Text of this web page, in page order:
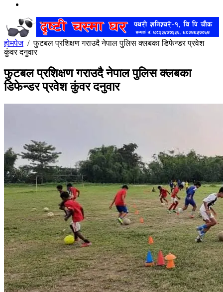
होमपेज/फुटबल प्रशिक्षण गराउदै नेपाल पुलिस क्लबका डिफेन्डर प्रवेश
कुंवर दनुवार
फुटबल प्रशिक्षण गराउदै नेपाल पुलिस क्लबका
डिफेन्डर प्रवेश कुंवर दनुवार